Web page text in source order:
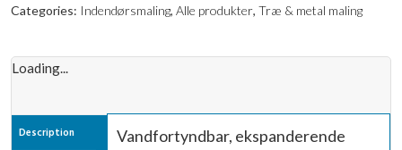
Categories: Indendørsmaling, Alle produkter, Træ & metal maling
Loading...
Description
Vandfortyndbar, ekspanderende